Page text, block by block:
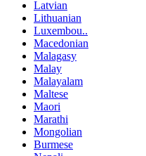
Latvian
Lithuanian
Luxembou..
Macedonian
Malagasy
Malay
Malayalam
Maltese
Maori
Marathi
Mongolian
Burmese